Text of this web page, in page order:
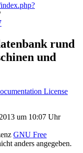
rund
und
License
um 10:07 Uhr
GNU Free
anders angegeben.